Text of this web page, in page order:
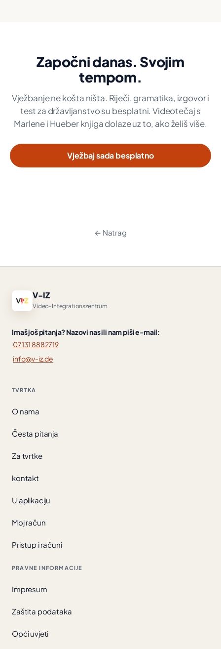
Započni danas. Svojim
tempom.
Vježbanje ne košta ništa. Riječi, gramatika, izgovor i
test za državljanstvo su besplatni. Videotečaj s
Marlene i Hueber knjiga dolaze uz to, ako želiš više.
Vježbaj sada besplatno
← Natrag
V-IZ
Video-Integrationszentrum
Imaš još pitanja? Nazovi nas ili nam piši e-mail:
07131 8882719
info@v-iz.de
TVRTKA
O nama
Česta pitanja
Za tvrtke
kontakt
U aplikaciju
Moj račun
Pristup i računi
PRAVNE INFORMACIJE
Impresum
Zaštita podataka
Opći uvjeti